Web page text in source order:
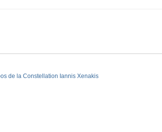
de la Constellation Iannis Xenakis